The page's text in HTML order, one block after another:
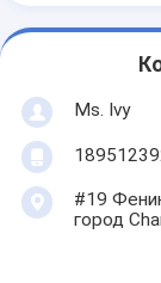
Ms. Ivy
#19
город